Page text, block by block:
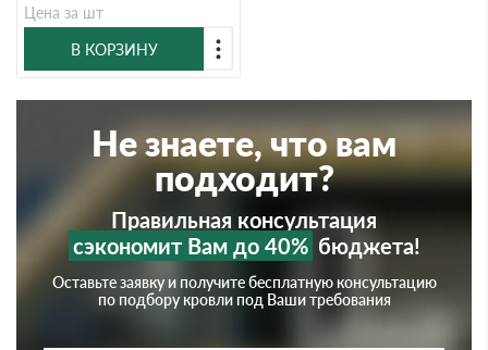
Цена за шт
В КОРЗИНУ
Не знаете, что вам
подходит?
Правильная консультация
сэкономит Вам до 40% бюджета!
Оставьте заявку и получите бесплатную консультацию
по подбору кровли под Ваши требования